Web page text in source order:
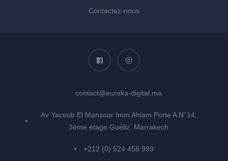
Contactez-nous
contact@eureka-digital.ma
Av Yacoub El Mansour Imm Ahlam Porte A N°14,
3ème étage Guéliz. Marrakech
+212 (0) 524 458 999